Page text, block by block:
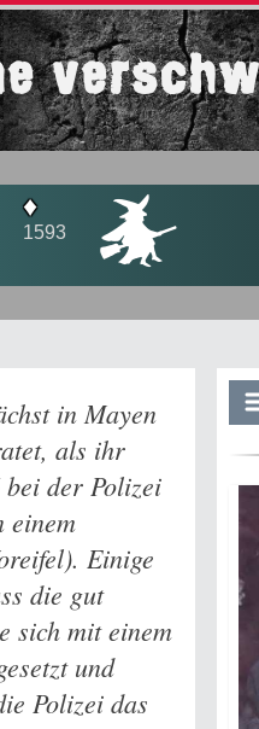
1681
in Mayen
als ihr
der Polizei
einem
Einige
die gut
sich mit einem
und
Polizei das